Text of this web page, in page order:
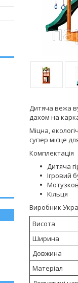
Дитяча вежа
дахом на
Міцна,
супер місце
Комплектація
Дитяча
Ігровий
Кільця
Виробник
Висота
Ширина
Довжина
Матеріал